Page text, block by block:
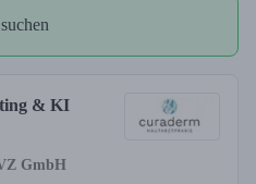
& KI
GmbH